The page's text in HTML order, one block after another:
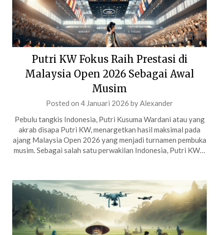
Putri KW Fokus Raih Prestasi di
Malaysia Open 2026 Sebagai Awal
Musim
Posted on 4 Januari 2026 byAlexander
Pebulu tangkis Indonesia, Putri Kusuma Wardani atau yang
akrab disapa Putri KW, menargetkan hasil maksimal pada
ajang Malaysia Open 2026 yang menjadi turnamen pembuka
musim. Sebagai salah satu perwakilan Indonesia, Putri KW…